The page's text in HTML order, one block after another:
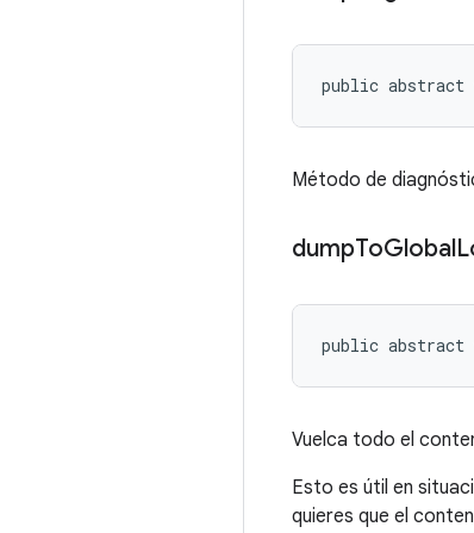
public abstract
Método de
dumpToGlobal
public abstract
Vuelca todo el
Esto es útil en
quieres que el